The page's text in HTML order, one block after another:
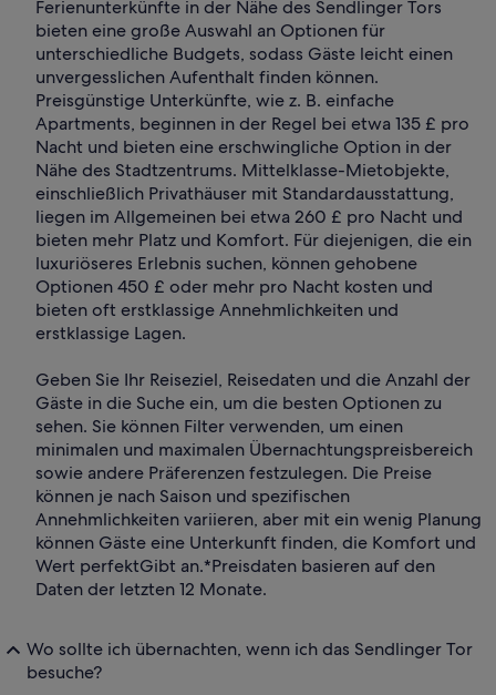
Ferienunterkünfte in der Nähe des Sendlinger Tors
bieten eine große Auswahl an Optionen für
unterschiedliche Budgets, sodass Gäste leicht einen
unvergesslichen Aufenthalt finden können.
Preisgünstige Unterkünfte, wie z. B. einfache
Apartments, beginnen in der Regel bei etwa 135 £ pro
Nacht und bieten eine erschwingliche Option in der
Nähe des Stadtzentrums. Mittelklasse-Mietobjekte,
einschließlich Privathäuser mit Standardausstattung,
liegen im Allgemeinen bei etwa 260 £ pro Nacht und
bieten mehr Platz und Komfort. Für diejenigen, die ein
luxuriöseres Erlebnis suchen, können gehobene
Optionen 450 £ oder mehr pro Nacht kosten und
bieten oft erstklassige Annehmlichkeiten und
erstklassige Lagen.
Geben Sie Ihr Reiseziel, Reisedaten und die Anzahl der
Gäste in die Suche ein, um die besten Optionen zu
sehen. Sie können Filter verwenden, um einen
minimalen und maximalen Übernachtungspreisbereich
sowie andere Präferenzen festzulegen. Die Preise
können je nach Saison und spezifischen
Annehmlichkeiten variieren, aber mit ein wenig Planung
können Gäste eine Unterkunft finden, die Komfort und
Wert perfektGibt an.*Preisdaten basieren auf den
Daten der letzten 12 Monate.
Wo sollte ich übernachten, wenn ich das Sendlinger Tor
besuche?